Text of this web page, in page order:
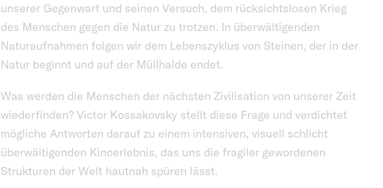
unserer Gegenwart und seinen Versuch, dem rücksichtslosen Krieg
des Menschen gegen die Natur zu trotzen. In überwältigenden
Naturaufnahmen folgen wir dem Lebenszyklus von Steinen, der in der
Natur beginnt und auf der Müllhalde endet.
Was werden die Menschen der nächsten Zivilisation von unserer Zeit
wiederfinden? Victor Kossakovsky stellt diese Frage und verdichtet
mögliche Antworten darauf zu einem intensiven, visuell schlicht
überwältigenden Kinoerlebnis, das uns die fragiler gewordenen
Strukturen der Welt hautnah spüren lässt.